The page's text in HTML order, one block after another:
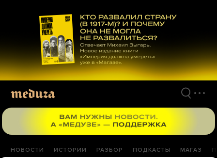
материалам
НОВОСТИ ИСТОРИИ РАЗБОР ПОДКАСТЫ МАГАЗ